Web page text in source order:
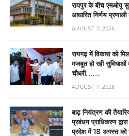
रायपुर के बीच एमओयू
आधारित निर्णय
AUGUST 7, 2026
रायगढ़ में विकास को
मजबूत हो रही सुविधाओं
चौधरी……
AUGUST 7, 2026
बाढ़ नियंत्रण की
प्रबंधन प्राधिकरण
प्रदेश में 18 अगस्त